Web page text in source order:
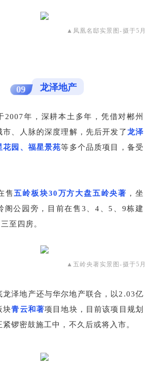
▲凤凰名邸实景图-摄于5月
09 龙泽地产
2007年，深耕本土多年，凭借对郴州
市、人脉的深度理解，先后开发了龙泽
花园、福星景苑等多个品质项目，备受
售 五岭板块30万方大盘五岭央著 ，坐
阁公园旁，目前在售3、4、5、9栋建
至四房。
▲五岭央著实景图-摄于5月
龙泽地产还与华尔地产联合，以2.03亿
块青云和著项目地块，目前该项目规划
锣密鼓施工中，不久后或将入市。